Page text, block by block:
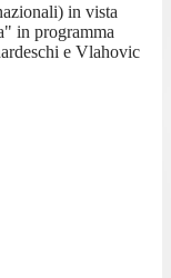
in vista
in programma
e Vlahovic